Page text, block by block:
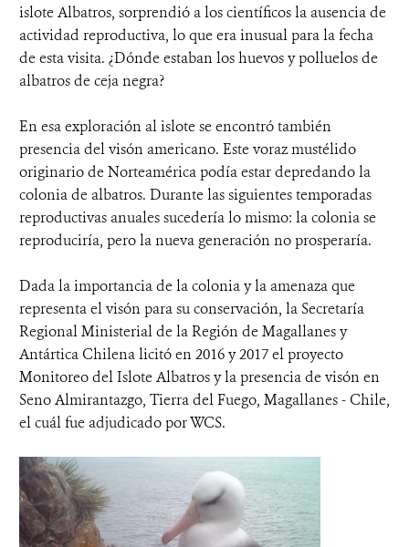
islote Albatros, sorprendió a los científicos la ausencia de
actividad reproductiva, lo que era inusual para la fecha
de esta visita. ¿Dónde estaban los huevos y polluelos de
albatros de ceja negra?
En esa exploración al islote se encontró también
presencia del visón americano. Este voraz mustélido
originario de Norteamérica podía estar depredando la
colonia de albatros. Durante las siguientes temporadas
reproductivas anuales sucedería lo mismo: la colonia se
reproduciría, pero la nueva generación no prosperaría.
Dada la importancia de la colonia y la amenaza que
representa el visón para su conservación, la Secretaría
Regional Ministerial de la Región de Magallanes y
Antártica Chilena licitó en 2016 y 2017 el proyecto
Monitoreo del Islote Albatros y la presencia de visón en
Seno Almirantazgo, Tierra del Fuego, Magallanes - Chile,
el cuál fue adjudicado por WCS.